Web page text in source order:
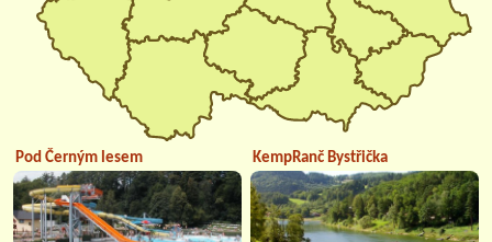
Pod Černým lesem KempRanč Bystřička